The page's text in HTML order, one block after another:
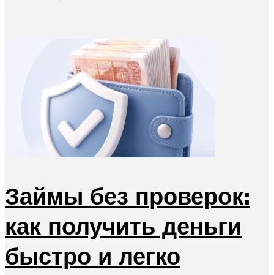
Займы без проверок:
как получить деньги
быстро и легко